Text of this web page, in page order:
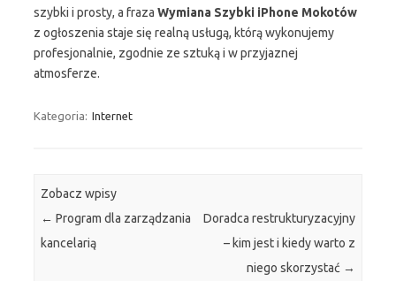
szybki i prosty, a fraza Wymiana Szybki iPhone Mokotów
z ogłoszenia staje się realną usługą, którą wykonujemy
profesjonalnie, zgodnie ze sztuką i w przyjaznej
atmosferze.
Kategoria: Internet
Zobacz wpisy
← Program dla zarządzania
kancelarią
Doradca restrukturyzacyjny
– kim jest i kiedy warto z
niego skorzystać →